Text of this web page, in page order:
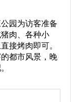
园为访客准备
肉、各种小
接烤肉即可。
都市风景，晚